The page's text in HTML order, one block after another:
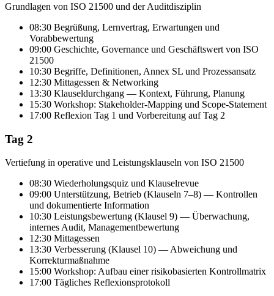
Grundlagen von ISO 21500 und der Auditdisziplin
08:30 Begrüßung, Lernvertrag, Erwartungen und
Vorabbewertung
09:00 Geschichte, Governance und Geschäftswert von ISO
21500
10:30 Begriffe, Definitionen, Annex SL und Prozessansatz
12:30 Mittagessen & Networking
13:30 Klauseldurchgang — Kontext, Führung, Planung
15:30 Workshop: Stakeholder-Mapping und Scope-Statement
17:00 Reflexion Tag 1 und Vorbereitung auf Tag 2
Tag 2
Vertiefung in operative und Leistungsklauseln von ISO 21500
08:30 Wiederholungsquiz und Klauselrevue
09:00 Unterstützung, Betrieb (Klauseln 7–8) — Kontrollen
und dokumentierte Information
10:30 Leistungsbewertung (Klausel 9) — Überwachung,
internes Audit, Managementbewertung
12:30 Mittagessen
13:30 Verbesserung (Klausel 10) — Abweichung und
Korrekturmaßnahme
15:00 Workshop: Aufbau einer risikobasierten Kontrollmatrix
17:00 Tägliches Reflexionsprotokoll